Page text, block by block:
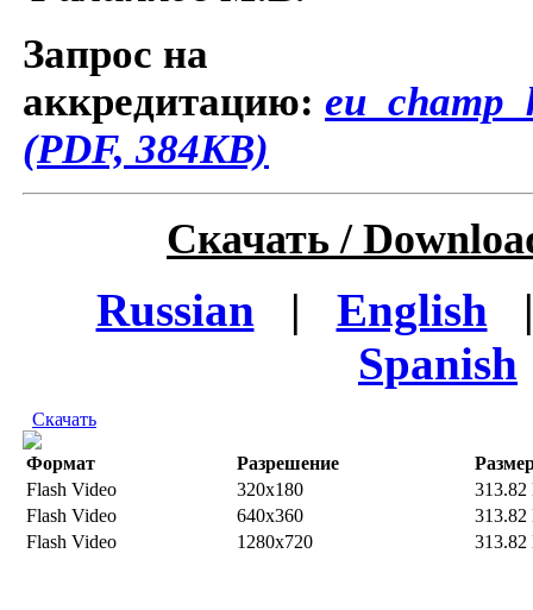
Запрос на
аккредитацию:
(PDF, 384KB)
Скачать /
Russian | English
Spanish
Скачать
Формат Разрешение
Flash Video
320x180
Flash Video
640x360
Flash Video
1280x720